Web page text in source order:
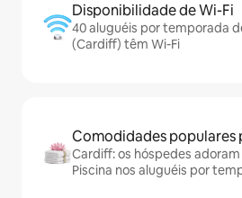
Disponibilidade de Wi-Fi
40 aluguéis por temporada
(Cardiff) têm Wi-Fi
Comodidades populares
Cardiff: os hóspedes adoram
Piscina nos aluguéis por